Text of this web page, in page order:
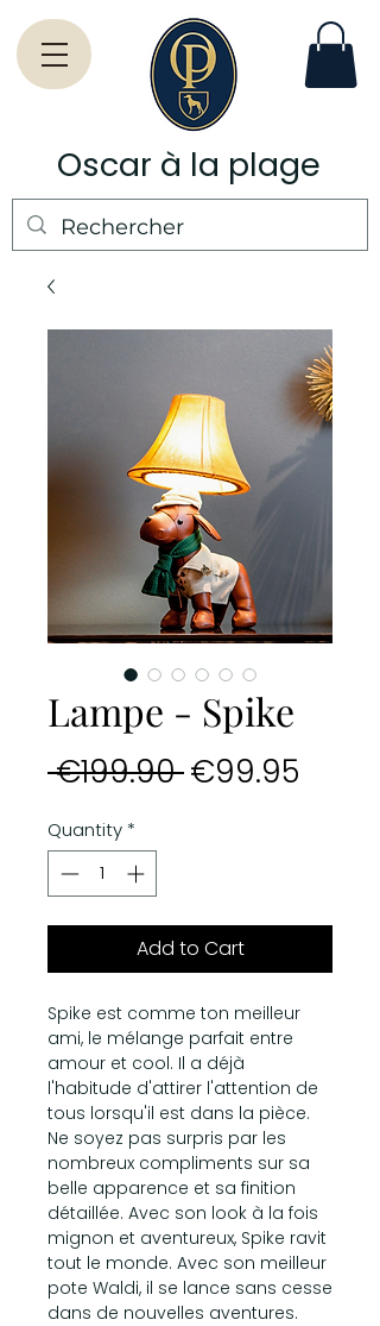
Oscar à la plage
Lampe - Spike
€199.90 Regular
€99.95
Quantity *
Add to Cart
Spike est comme ton meilleur
ami, le mélange parfait entre
amour et cool. Il a déjà
l'habitude d'attirer l'attention de
tous lorsqu'il est dans la pièce.
Ne soyez pas surpris par les
nombreux compliments sur sa
belle apparence et sa finition
détaillée. Avec son look à la fois
mignon et aventureux, Spike ravit
tout le monde. Avec son meilleur
pote Waldi, il se lance sans cesse
dans de nouvelles aventures.